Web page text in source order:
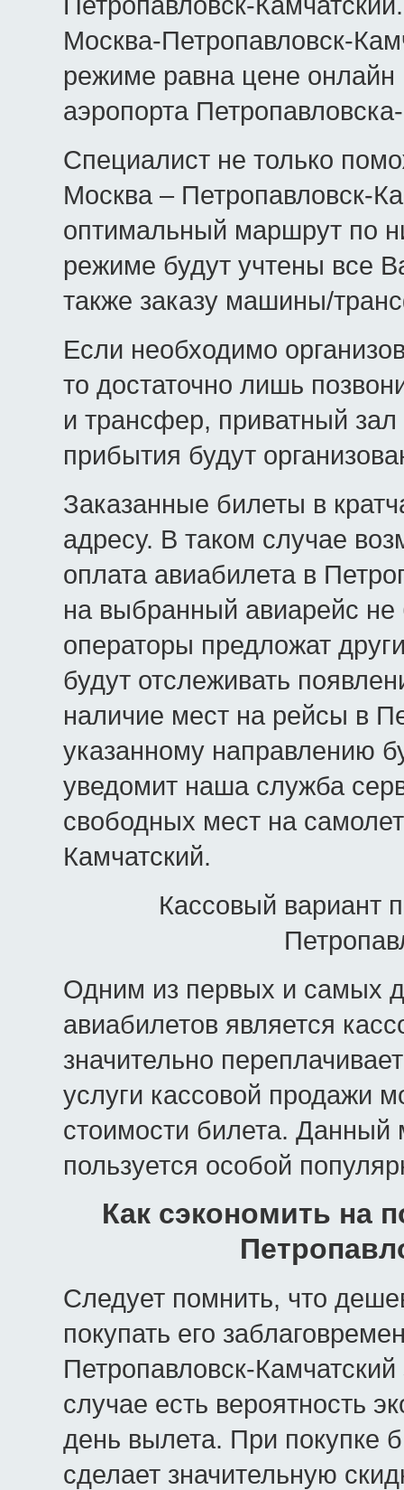
Москва-Петропавловск-
режиме равна цене онлайн
аэропорта
Специалист не только
Москва – Петропавловск-
оптимальный маршрут по
режиме будут учтены все
также заказу машины/
Если необходимо
то достаточно лишь
и трансфер, приватный
прибытия будут
Заказанные билеты в
адресу. В таком случае
оплата авиабилета в
на выбранный авиарейс
операторы предложат
будут отслеживать
наличие мест на рейсы в
указанному направлению
уведомит наша служба
свободных мест на
Камчатский.
Кассовый вариант
Одним из первых и самых
авиабилетов является
значительно
услуги кассовой продажи
стоимости билета. Данный
пользуется особой
Как сэкономить на
Следует помнить, что
покупать его
Петропавловск-
случае есть вероятность
день вылета. При покупке
сделает значительную